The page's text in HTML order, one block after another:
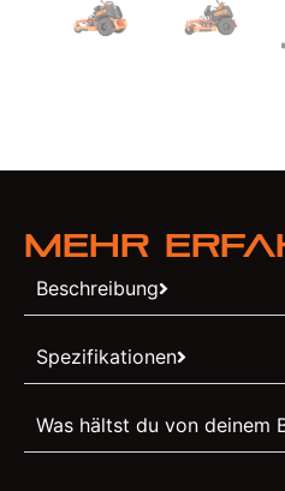
Mehr
Beschreibung
Spezifikationen
Was hältst du von deinem